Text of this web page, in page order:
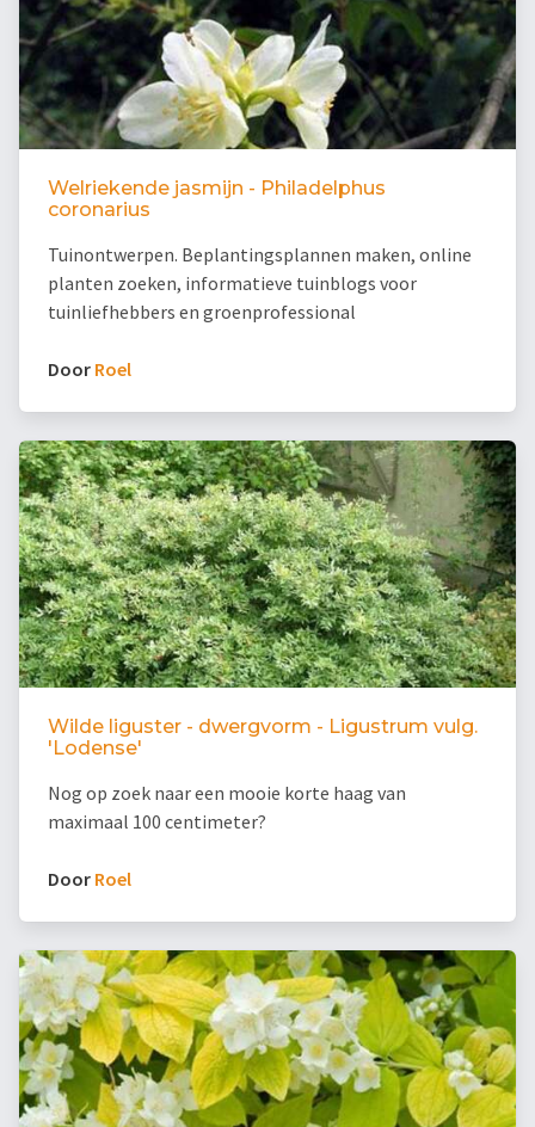
Welriekende jasmijn - Philadelphus
coronarius
Tuinontwerpen. Beplantingsplannen maken, online
planten zoeken, informatieve tuinblogs voor
tuinliefhebbers en groenprofessional
Door Roel
Wilde liguster - dwergvorm - Ligustrum vulg.
'Lodense'
Nog op zoek naar een mooie korte haag van
maximaal 100 centimeter?
Door Roel